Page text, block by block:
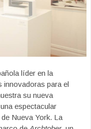
líder en la
innovadoras para el
su nueva
espectacular
Nueva York. La